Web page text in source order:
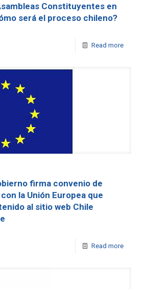
Constituyentes en
será el proceso chileno?
Read more
firma convenio de
la Unión Europea que
al sitio web Chile
Read more